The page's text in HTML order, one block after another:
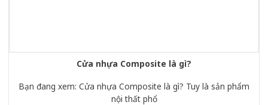
Cửa nhựa Composite là gì?
Bạn đang xem: Cửa nhựa Composite là gì? Tuy là sản phẩm
nội thất phổ